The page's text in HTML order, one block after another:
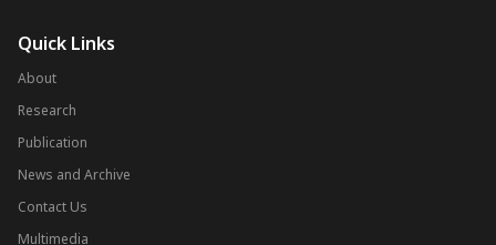
Quick Links
About
Research
Publication
News and Archive
Contact Us
Multimedia